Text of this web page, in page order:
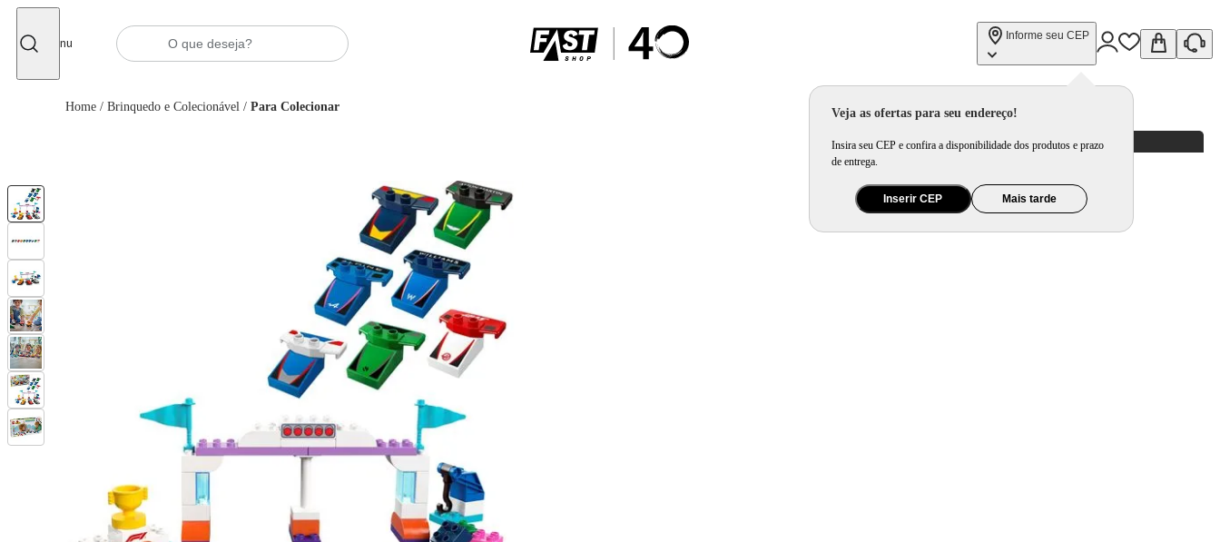
Menu
Informe seu CEP
Veja as ofertas para seu endereço!
Insira seu CEP e confira a disponibilidade dos produtos e prazo
de entrega.
Inserir CEP Mais tarde
Home / Brinquedo e Colecionável / Para Colecionar